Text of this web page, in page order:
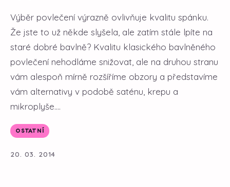
Výběr povlečení výrazně ovlivňuje kvalitu spánku.
Že jste to už někde slyšela, ale zatím stále lpíte na
staré dobré bavlně? Kvalitu klasického bavlněného
povlečení nehodláme snižovat, ale na druhou stranu
vám alespoň mírně rozšíříme obzory a představíme
vám alternativy v podobě saténu, krepu a
mikroplyše....
OSTATNÍ
20. 03. 2014